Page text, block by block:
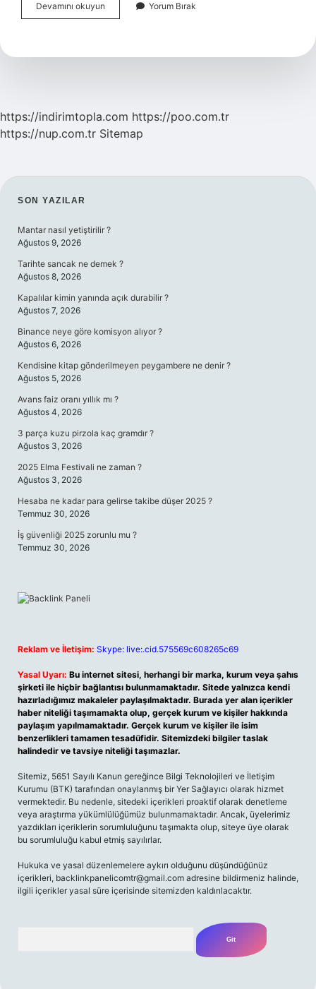
Devamını okuyun
Boyalı
Yorum Bırak
https://indirimtopla.com https://poo.com.tr
https://nup.com.tr Sitemap
SIDEBAR
SON YAZILAR
Mantar nasıl yetiştirilir ?
Ağustos 9, 2026
Tarihte sancak ne demek ?
Ağustos 8, 2026
Kapalılar kimin yanında açık durabilir ?
Ağustos 7, 2026
Binance neye göre komisyon alıyor ?
Ağustos 6, 2026
Kendisine kitap gönderilmeyen peygambere ne denir ?
Ağustos 5, 2026
Avans faiz oranı yıllık mı ?
Ağustos 4, 2026
3 parça kuzu pirzola kaç gramdır ?
Ağustos 3, 2026
2025 Elma Festivali ne zaman ?
Ağustos 3, 2026
Hesaba ne kadar para gelirse takibe düşer 2025 ?
Temmuz 30, 2026
İş güvenliği 2025 zorunlu mu ?
Temmuz 30, 2026
Reklam ve İletişim: Skype: live:.cid.575569c608265c69
Yasal Uyarı: Bu internet sitesi, herhangi bir marka, kurum veya şahıs
şirketi ile hiçbir bağlantısı bulunmamaktadır. Sitede yalnızca kendi
hazırladığımız makaleler paylaşılmaktadır. Burada yer alan içerikler
haber niteliği taşımamakta olup, gerçek kurum ve kişiler hakkında
paylaşım yapılmamaktadır. Gerçek kurum ve kişiler ile isim
benzerlikleri tamamen tesadüfidir. Sitemizdeki bilgiler taslak
halindedir ve tavsiye niteliği taşımazlar.
Sitemiz, 5651 Sayılı Kanun gereğince Bilgi Teknolojileri ve İletişim
Kurumu (BTK) tarafından onaylanmış bir Yer Sağlayıcı olarak hizmet
vermektedir. Bu nedenle, sitedeki içerikleri proaktif olarak denetleme
veya araştırma yükümlülüğümüz bulunmamaktadır. Ancak, üyelerimiz
yazdıkları içeriklerin sorumluluğunu taşımakta olup, siteye üye olarak
bu sorumluluğu kabul etmiş sayılırlar.
Hukuka ve yasal düzenlemelere aykırı olduğunu düşündüğünüz
içerikleri, backlinkpanelicomtr@gmail.com adresine bildirmeniz halinde,
ilgili içerikler yasal süre içerisinde sitemizden kaldırılacaktır.